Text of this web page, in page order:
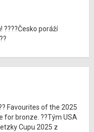
poráží
Favourites of the 2025
for bronze. ??Tým USA
Cupu 2025 z